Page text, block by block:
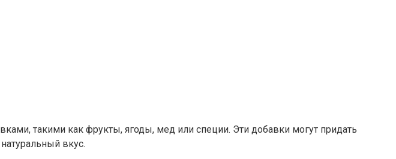
такими как фрукты, ягоды, мед или специи. Эти добавки могут придать
вкус.